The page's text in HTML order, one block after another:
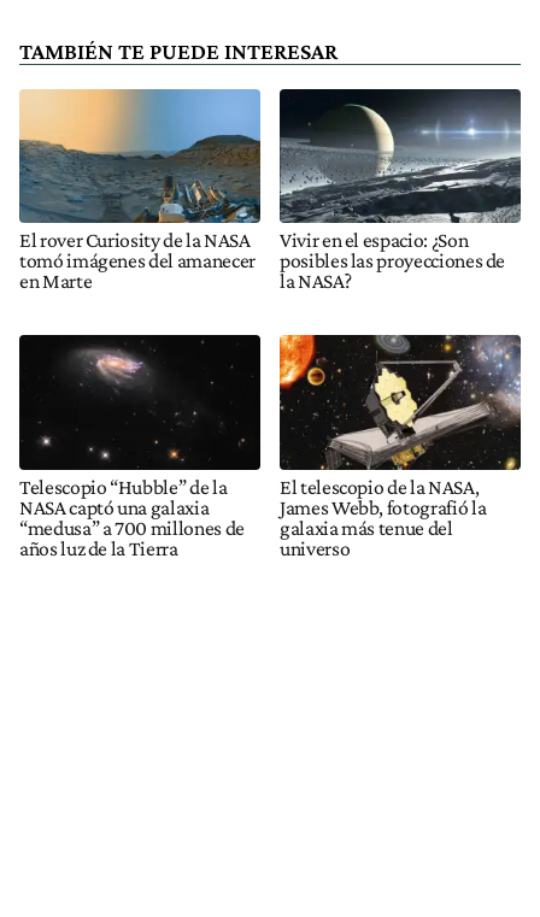
TAMBIÉN TE PUEDE INTERESAR
El rover Curiosity de la NASA
tomó imágenes del amanecer
en Marte
Vivir en el espacio: ¿Son
posibles las proyecciones de
la NASA?
Telescopio “Hubble” de la
NASA captó una galaxia
“medusa” a 700 millones de
años luz de la Tierra
El telescopio de la NASA,
James Webb, fotografió la
galaxia más tenue del
universo